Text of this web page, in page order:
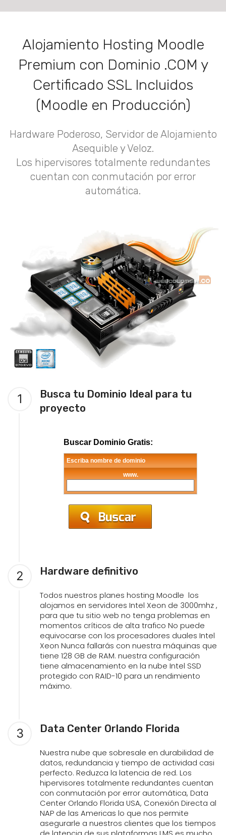
Alojamiento Hosting Moodle
Premium con Dominio .COM y
Certificado SSL Incluidos
(Moodle en Producción)
Hardware Poderoso, Servidor de Alojamiento
Asequible y Veloz.
Los hipervisores totalmente redundantes
cuentan con conmutación por error
automática.
1
Busca tu Dominio Ideal para tu
proyecto
Buscar Dominio Gratis:
Escriba nombre de dominio
www.
2 Hardware definitivo
Todos nuestros planes hosting Moodle los
alojamos en servidores Intel Xeon de 3000mhz ,
para que tu sitio web no tenga problemas en
momentos críticos de alta trafico No puede
equivocarse con los procesadores duales Intel
Xeon Nunca fallarás con nuestra máquinas que
tiene 128 GB de RAM. nuestra configuración
tiene almacenamiento en la nube Intel SSD
protegido con RAID-10 para un rendimiento
máximo.
3 Data Center Orlando Florida
Nuestra nube que sobresale en durabilidad de
datos, redundancia y tiempo de actividad casi
perfecto. Reduzca la latencia de red. Los
hipervisores totalmente redundantes cuentan
con conmutación por error automática, Data
Center Orlando Florida USA, Conexión Directa al
NAP de las Americas lo que nos permite
asegurarle a nuestros clientes que los tiempos